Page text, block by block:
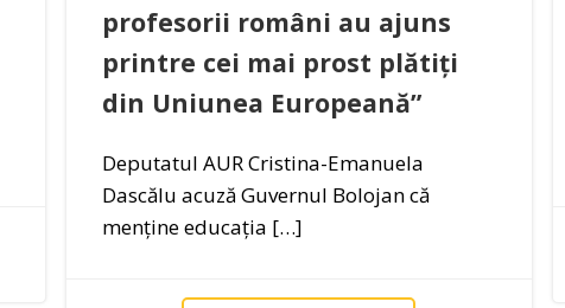
profesorii români au ajuns
printre cei mai prost plătiți
din Uniunea Europeană”
Deputatul AUR Cristina-Emanuela
Dascălu acuză Guvernul Bolojan că
menține educația […]